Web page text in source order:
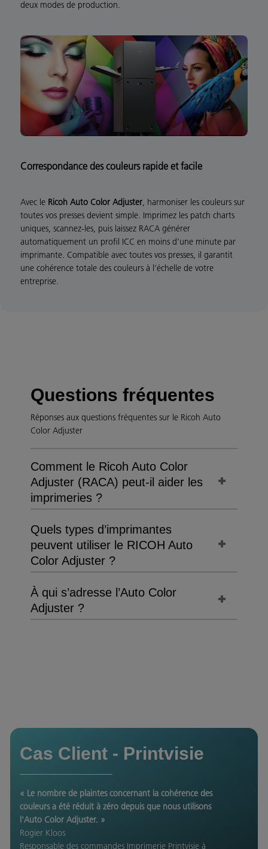
deux modes de production.
Correspondance des couleurs rapide et facile
Avec le Ricoh Auto Color Adjuster, harmoniser les couleurs sur
toutes vos presses devient simple. Imprimez les patch charts
uniques, scannez-les, puis laissez RACA générer
automatiquement un profil ICC en moins d’une minute par
imprimante. Compatible avec toutes vos presses, il garantit
une cohérence totale des couleurs à l’échelle de votre
entreprise.
Questions fréquentes
Réponses aux questions fréquentes sur le Ricoh Auto
Color Adjuster
Comment le Ricoh Auto Color
Adjuster (RACA) peut-il aider les
imprimeries ?
Quels types d’imprimantes
peuvent utiliser le RICOH Auto
Color Adjuster ?
À qui s’adresse l’Auto Color
Adjuster ?
Cas Client - Printvisie
« Le nombre de plaintes concernant la cohérence des
couleurs a été réduit à zéro depuis que nous utilisons
l'Auto Color Adjuster. »
Rogier Kloos
Responsable des commandes Imprimerie Printvisie à